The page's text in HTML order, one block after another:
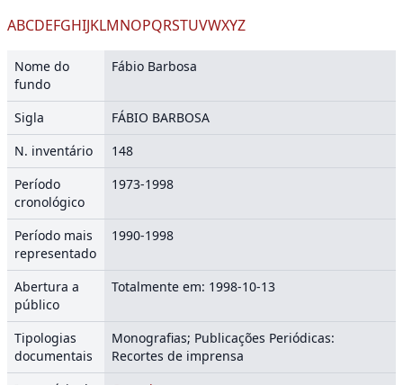
ABCDEFGHIJKLMNOPQRSTUVWXYZ
Nome do
fundo
Fábio Barbosa
Sigla
FÁBIO BARBOSA
N. inventário
148
Período
cronológico
1973-1998
Período mais
representado
1990-1998
Abertura a
público
Totalmente em: 1998-10-13
Tipologias
documentais
Monografias; Publicações Periódicas:
Recortes de imprensa